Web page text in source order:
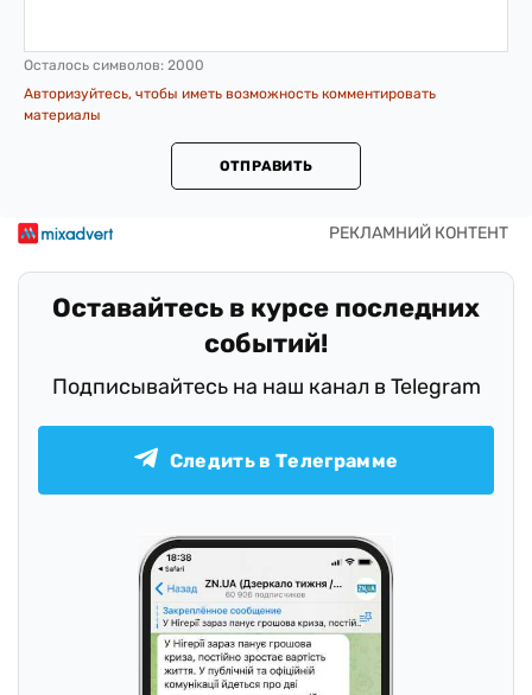
Осталось символов: 2000
Авторизуйтесь, чтобы иметь возможность комментировать
материалы
ОТПРАВИТЬ
Оставайтесь в курсе последних
событий!
Подписывайтесь на наш канал в Telegram
Следить в Телеграмме